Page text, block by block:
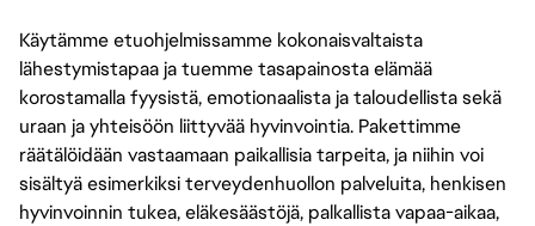
Käytämme etuohjelmissamme kokonaisvaltaista
lähestymistapaa ja tuemme tasapainosta elämää
korostamalla fyysistä, emotionaalista ja taloudellista sekä
uraan ja yhteisöön liittyvää hyvinvointia. Pakettimme
räätälöidään vastaamaan paikallisia tarpeita, ja niihin voi
sisältyä esimerkiksi terveydenhuollon palveluita, henkisen
hyvinvoinnin tukea, eläkesäästöjä, palkallista vapaa-aikaa,